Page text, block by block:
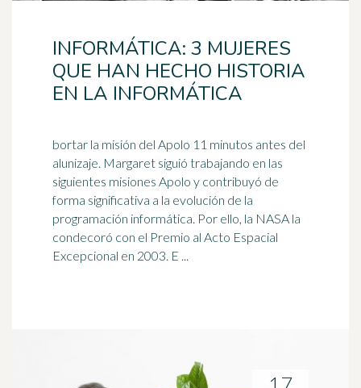
INFORMÁTICA: 3 MUJERES
QUE HAN HECHO HISTORIA
EN LA INFORMÁTICA
bortar la misión del Apolo 11 minutos antes del
alunizaje. Margaret siguió trabajando en las
siguientes misiones Apolo y contribuyó de
forma significativa a la evolución de la
programación informática. Por ello, la NASA la
condecoró con el Premio al Acto Espacial
Excepcional en 2003. E ...